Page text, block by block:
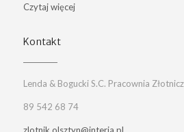
Czytaj więcej
Kontakt
Lenda & Bogucki S.C. Pracownia
89 542 68 74
zlotnik.olsztyn@interia.pl